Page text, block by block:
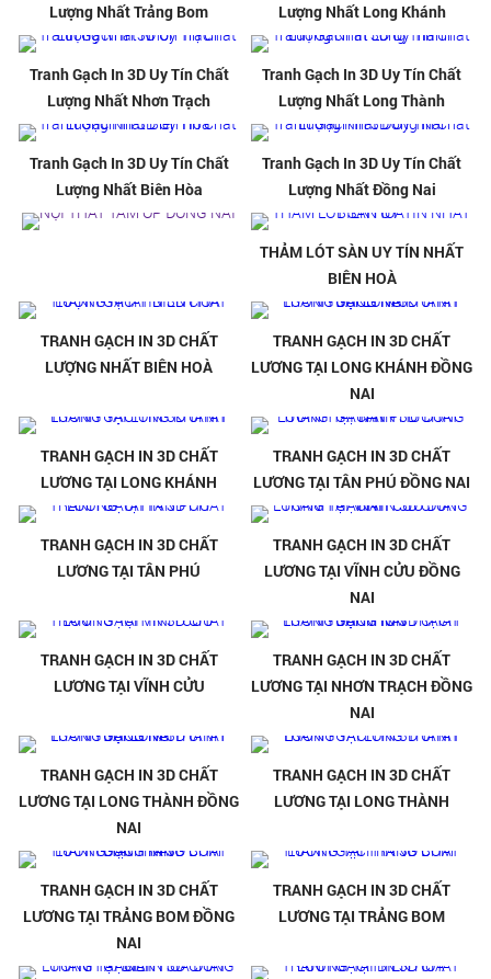
Lượng Nhất Trảng Bom
Lượng Nhất Long Khánh
Tranh Gạch In 3D Uy Tín Chất
Lượng Nhất Nhơn Trạch
Tranh Gạch In 3D Uy Tín Chất
Lượng Nhất Long Thành
Tranh Gạch In 3D Uy Tín Chất
Lượng Nhất Biên Hòa
Tranh Gạch In 3D Uy Tín Chất
Lượng Nhất Đồng Nai
THẢM LÓT SÀN UY TÍN NHẤT
BIÊN HOÀ
TRANH GẠCH IN 3D CHẤT
LƯỢNG NHẤT BIÊN HOÀ
TRANH GẠCH IN 3D CHẤT
LƯƠNG TẠI LONG KHÁNH ĐỒNG
NAI
TRANH GẠCH IN 3D CHẤT
LƯƠNG TẠI LONG KHÁNH
TRANH GẠCH IN 3D CHẤT
LƯƠNG TẠI TÂN PHÚ ĐỒNG NAI
TRANH GẠCH IN 3D CHẤT
LƯƠNG TẠI TÂN PHÚ
TRANH GẠCH IN 3D CHẤT
LƯƠNG TẠI VĨNH CỬU ĐỒNG
NAI
TRANH GẠCH IN 3D CHẤT
LƯƠNG TẠI VĨNH CỬU
TRANH GẠCH IN 3D CHẤT
LƯƠNG TẠI NHƠN TRẠCH ĐỒNG
NAI
TRANH GẠCH IN 3D CHẤT
LƯƠNG TẠI LONG THÀNH ĐỒNG
NAI
TRANH GẠCH IN 3D CHẤT
LƯƠNG TẠI LONG THÀNH
TRANH GẠCH IN 3D CHẤT
LƯƠNG TẠI TRẢNG BOM ĐỒNG
NAI
TRANH GẠCH IN 3D CHẤT
LƯƠNG TẠI TRẢNG BOM